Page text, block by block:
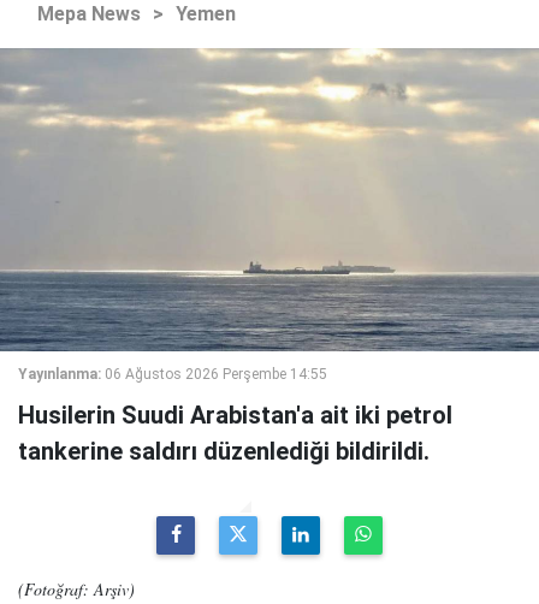
Mepa News > Yemen
Yayınlanma: 06 Ağustos 2026 Perşembe 14:55
Husilerin Suudi Arabistan'a ait iki petrol
tankerine saldırı düzenlediği bildirildi.
(Fotoğraf: Arşiv)